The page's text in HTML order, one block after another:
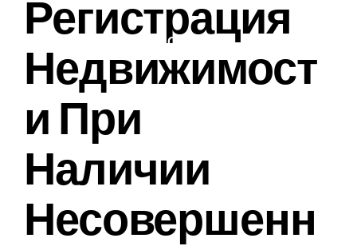
САД И ОГОРОД
Регистрация
Недвижимост
И При
Наличии
Несовершенн